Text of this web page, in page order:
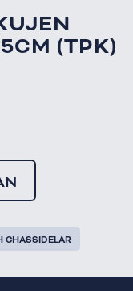
(TPK)
CHASSIDELAR